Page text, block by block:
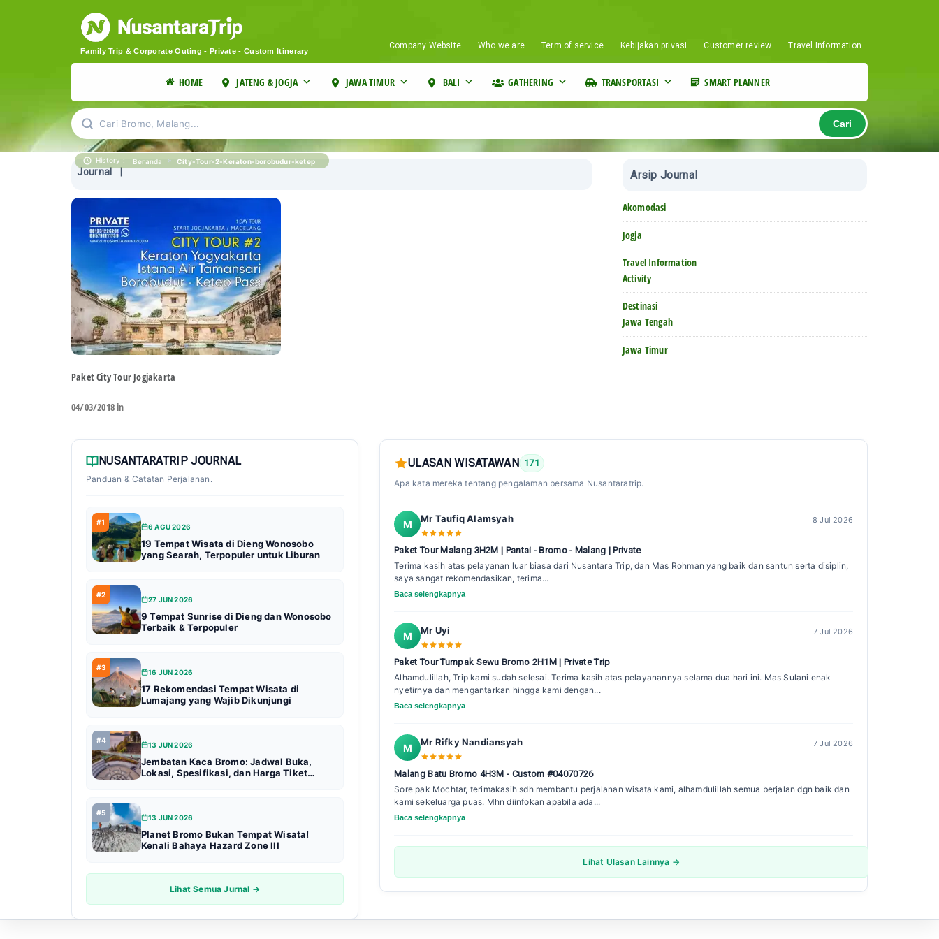
Family Trip & Corporate Outing - Private - Custom Itinerary
Company Website Who we are Term of service Kebijakan privasi Customer review Travel Information
HOME JATENG & JOGJA JAWA TIMUR BALI GATHERING TRANSPORTASI SMART PLANNER
Cari Bromo, Malang... Cari
History : Beranda » City-Tour-2-Keraton-borobudur-ketep
Journal |
Paket City Tour Jogjakarta
04/03/2018 in
Arsip Journal
Akomodasi
Jogja
Travel Information
Activity
Destinasi
Jawa Tengah
Jawa Timur
NUSANTARATRIP JOURNAL
Panduan & Catatan Perjalanan.
#1
6 AGU 2026
19 Tempat Wisata di Dieng Wonosobo
yang Searah, Terpopuler untuk Liburan
#2
27 JUN 2026
9 Tempat Sunrise di Dieng dan Wonosobo
Terbaik & Terpopuler
#3
16 JUN 2026
17 Rekomendasi Tempat Wisata di
Lumajang yang Wajib Dikunjungi
#4
13 JUN 2026
Jembatan Kaca Bromo: Jadwal Buka,
Lokasi, Spesifikasi, dan Harga Tiket
#5
13 JUN 2026
Planet Bromo Bukan Tempat Wisata!
Kenali Bahaya Hazard Zone III
Lihat Semua Jurnal →
ULASAN WISATAWAN
171
Apa kata mereka tentang pengalaman bersama Nusantaratrip.
M Mr Taufiq Alamsyah 8 Jul 2026
Paket Tour Malang 3H2M | Pantai - Bromo - Malang | Private
Terima kasih atas pelayanan luar biasa dari Nusantara Trip, dan Mas Rohman yang baik dan santun serta disiplin,
saya sangat rekomendasikan, terima...
Baca selengkapnya
M Mr Uyi 7 Jul 2026
Paket Tour Tumpak Sewu Bromo 2H1M | Private Trip
Alhamdulillah, Trip kami sudah selesai. Terima kasih atas pelayanannya selama dua hari ini. Mas Sulani enak
nyetirnya dan mengantarkan hingga kami dengan...
Baca selengkapnya
M Mr Rifky Nandiansyah 7 Jul 2026
Malang Batu Bromo 4H3M - Custom #04070726
Sore pak Mochtar, terimakasih sdh membantu perjalanan wisata kami, alhamdulillah semua berjalan dgn baik dan
kami sekeluarga puas. Mhn diinfokan apabila ada...
Baca selengkapnya
Lihat Ulasan Lainnya →